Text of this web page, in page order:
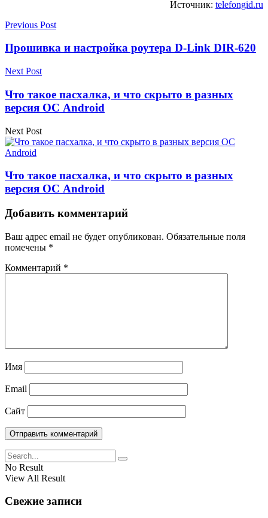
Источник: telefongid.ru
Previous Post
Прошивка и настройка роутера D-Link DIR-620
Next Post
Что такое пасхалка, и что скрыто в разных
версия ОС Android
Next Post
Что такое пасхалка, и что скрыто в разных
версия ОС Android
Добавить комментарий
Ваш адрес email не будет опубликован. Обязательные поля
помечены *
Комментарий *
Имя
Email
Сайт
No Result
View All Result
Свежие записи